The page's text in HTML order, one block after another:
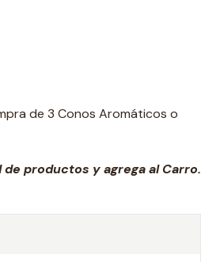
de 3 Conos Aromáticos o
de productos y agrega al Carro.